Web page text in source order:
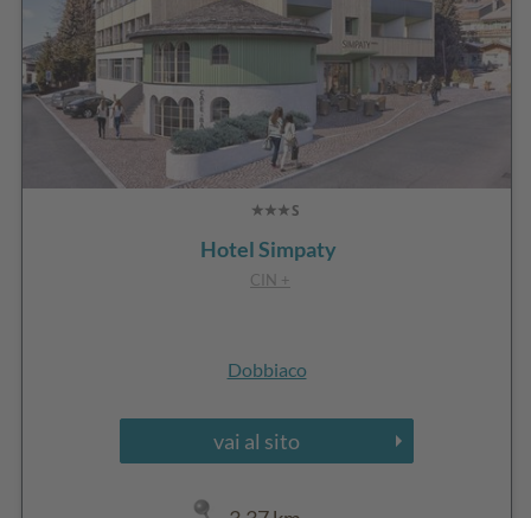
Hotel Simpaty
CIN +
Dobbiaco
vai al sito